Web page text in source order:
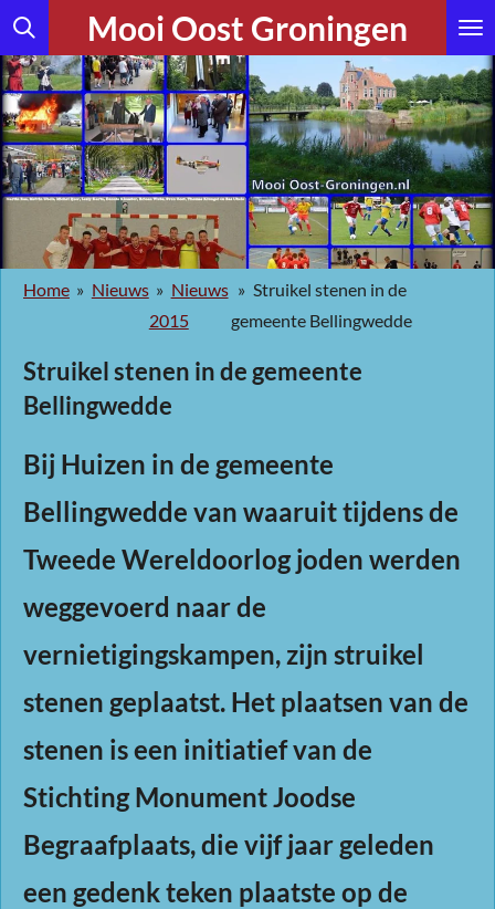
Ga
direct
naar
de
hoofdinhoud
Mooi Oost Groningen
Home » Nieuws » Nieuws
2015
» Struikel stenen in de
gemeente Bellingwedde
Struikel stenen in de gemeente
Bellingwedde
Bij Huizen in de gemeente
Bellingwedde van waaruit tijdens de
Tweede Wereldoorlog joden werden
weggevoerd naar de
vernietigingskampen, zijn struikel
stenen geplaatst. Het plaatsen van de
stenen is een initiatief van de
Stichting Monument Joodse
Begraafplaats, die vijf jaar geleden
een gedenk teken plaatste op de